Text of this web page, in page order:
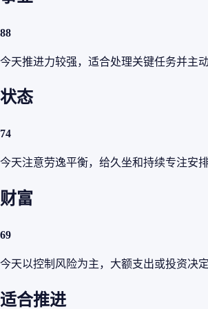
88
今天推进力较强，适合处理关键任务并主动
状态
74
今天注意劳逸平衡，给久坐和持续专注安排
财富
69
今天以控制风险为主，大额支出或投资决
适合推进